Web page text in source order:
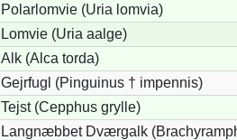
Polarlomvie (Uria lomvia)
Lomvie (Uria aalge)
Alk (Alca torda)
Gejrfugl (Pinguinus † impennis)
Tejst (Cepphus grylle)
Langnæbbet Dværgalk